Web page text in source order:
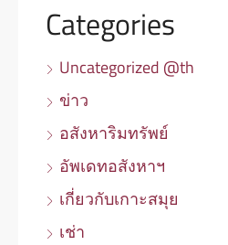
Categories
Uncategorized @th
ข่าว
อสังหาริมทรัพย์
อัพเดทอสังหาฯ
เกี่ยวกับเกาะสมุย
เช่า